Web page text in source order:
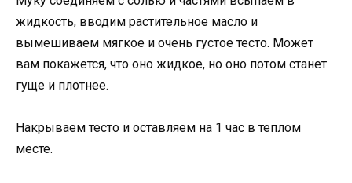
жидкость, вводим растительное масло и
вымешиваем мягкое и очень густое тесто. Может
вам покажется, что оно жидкое, но оно потом станет
гуще и плотнее.
Накрываем тесто и оставляем на 1 час в теплом
месте.